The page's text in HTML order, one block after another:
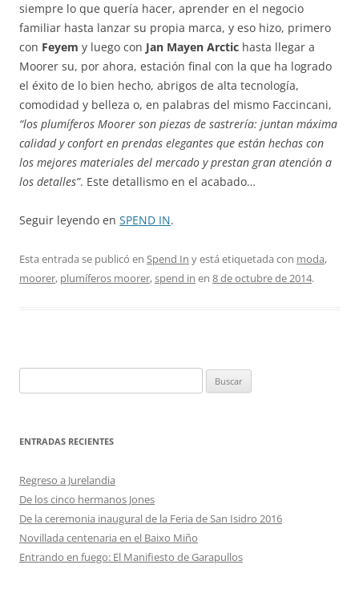
siempre lo que quería hacer, aprender en el negocio
familiar hasta lanzar su propia marca, y eso hizo, primero
con Feyem y luego con Jan Mayen Arctic hasta llegar a
Moorer su, por ahora, estación final con la que ha logrado
el éxito de lo bien hecho, abrigos de alta tecnología,
comodidad y belleza o, en palabras del mismo Faccincani,
“los plumíferos Moorer son piezas de sastrería: juntan máxima
calidad y confort en prendas elegantes que están hechas con
los mejores materiales del mercado y prestan gran atención a
los detalles”. Este detallismo en el acabado…
Seguir leyendo en SPEND IN.
Esta entrada se publicó en Spend In y está etiquetada con moda,
moorer, plumíferos moorer,spend in en 8 de octubre de 2014.
ENTRADAS RECIENTES
Regreso a Jurelandia
De los cinco hermanos Jones
De la ceremonia inaugural de la Feria de San Isidro 2016
Novillada centenaria en el Baixo Miño
Entrando en fuego: El Manifiesto de Garapullos